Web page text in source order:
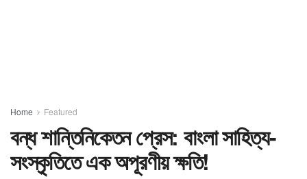
Home Featured
বন্ধ শান্তিনিকেতন প্রেস: বাংলা সাহিত্য-
সংস্কৃতিতে এক অপূরণীয় ক্ষতি!